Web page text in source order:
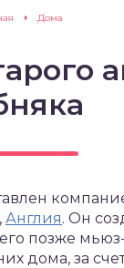
Дома
, Англия. Он
позже
дома, за